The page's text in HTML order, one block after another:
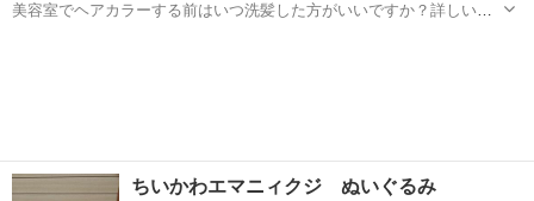
美容室でヘアカラーする前はいつ洗髪した方がいいですか？詳しい方
ちいかわエマニィクジ ぬいぐるみ